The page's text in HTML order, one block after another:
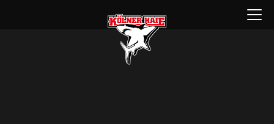
Menü
öffnen